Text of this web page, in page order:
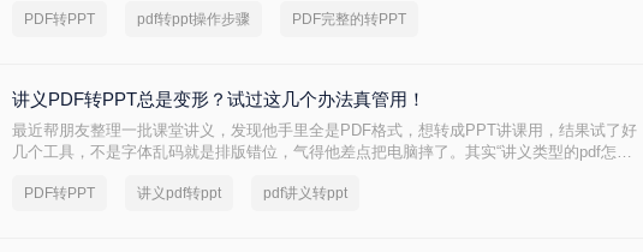
PDF转PPT pdf转ppt操作步骤 PDF完整的转PPT
讲义PDF转PPT总是变形？试过这几个办法真管用！
最近帮朋友整理一批课堂讲义，发现他手里全是PDF格式，想转成PPT讲课用，结果试了好
几个工具，不是字体乱码就是排版错位，气得他差点把电脑摔了。其实“讲义类型的pdf怎么
片的教案——不同情况方法完全不同。下面我按实际使用场景，把试过好用的几个方法整理
PDF转PPT 讲义pdf转ppt pdf讲义转ppt